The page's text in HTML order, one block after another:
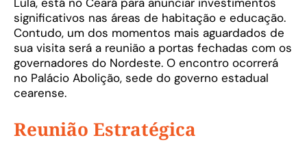
significativos nas áreas de habitação e educação.
Contudo, um dos momentos mais aguardados de
sua visita será a reunião a portas fechadas com os
governadores do Nordeste. O encontro ocorrerá
no Palácio Abolição, sede do governo estadual
cearense.
Reunião Estratégica